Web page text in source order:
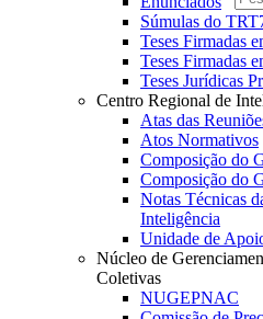
Súmulas do
Teses Firmadas
Teses Firmadas
Teses Jurídicas
Centro Regional de
Atas das
Atos Normativos
Composição do
Composição do
Notas Técnicas
Inteligência
Unidade de
Núcleo de
Coletivas
NUGEPNAC